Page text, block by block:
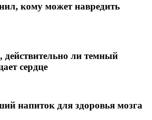
кому может навредить
действительно ли темный
сердце
напиток для здоровья мозга